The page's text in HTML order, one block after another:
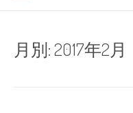
月別:2017年2月